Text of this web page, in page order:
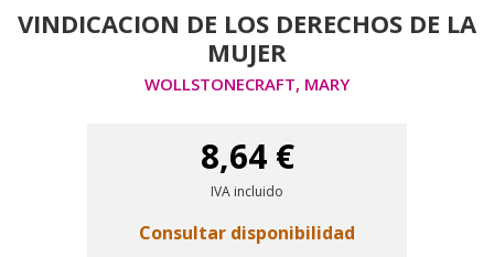
VINDICACION DE LOS DERECHOS DE LA
MUJER
WOLLSTONECRAFT, MARY
8,64 €
IVA incluido
Consultar disponibilidad